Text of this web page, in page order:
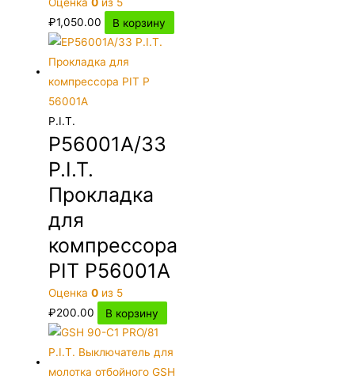
Оценка0 из 5
₽1,050.00 В корзину
P.I.T.
P56001A/33
P.I.T.
Прокладка
для
компрессора
PIT P56001A
Оценка0 из 5
₽200.00 В корзину